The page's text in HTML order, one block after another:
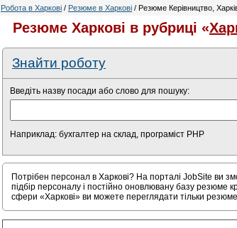
Робота в Харкові / Резюме в Харкові / Резюме Керівництво,
Резюме Харкові в рубриці «
Знайти роботу
Введіть назву посади або слово для пошуку:
Наприклад: бухгалтер на склад, програміст PHP
Потрібен персонал в Харкові? На порталі JobSite ви
підбір персоналу і постійно оновлювану базу резюме
сфери «Харкові» ви можете переглядати тільки резюме